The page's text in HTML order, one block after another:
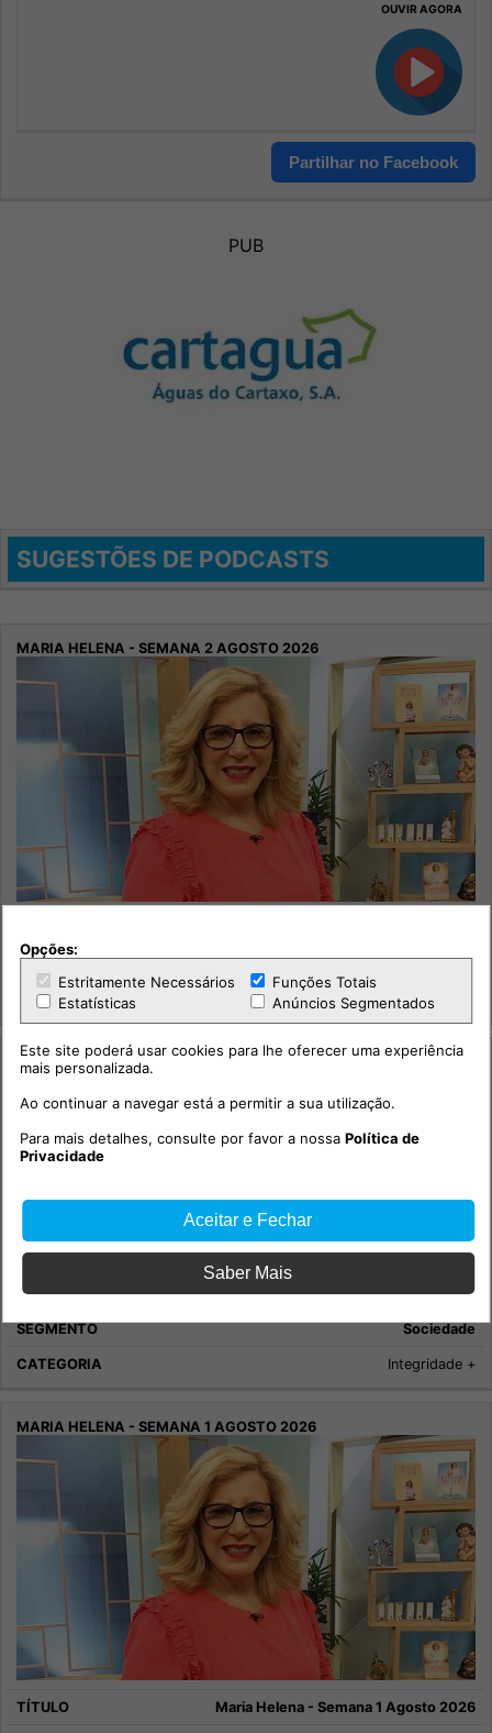
OUVIR AGORA
Partilhar no Facebook
PUB
SUGESTÕES DE PODCASTS
Sociedade
Horóscopo
114.º episódio com o social-democrata, Miguel Poiares
Maduro.
Sociedade
Integridade +
Maria Helena - Semana 1 Agosto 2026
Opções:
Estritamente Necessários
Funções Totais
Estatísticas
Anúncios Segmentados
Este site poderá usar cookies para lhe oferecer uma experiência
mais personalizada.
Ao continuar a navegar está a permitir a sua utilização.
Para mais detalhes, consulte por favor a nossaPolítica de
Privacidade
Aceitar e Fechar
Saber Mais